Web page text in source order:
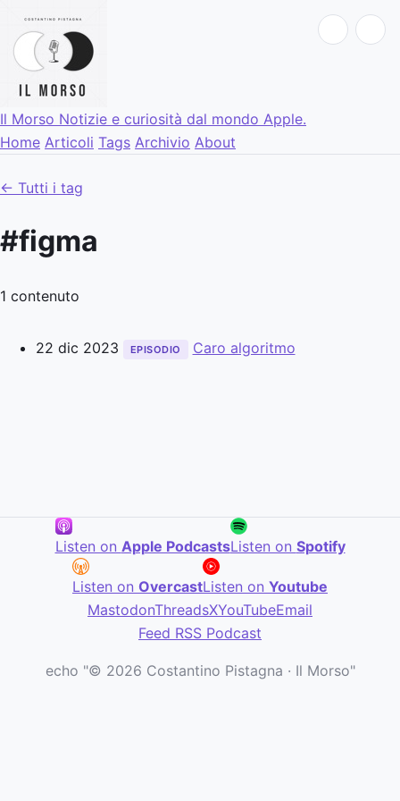
Il Morso Notizie e curiosità dal mondo Apple.
Home Articoli Tags Archivio About
← Tutti i tag
#figma
1 contenuto
22 dic 2023 EPISODIO Caro algoritmo
Listen on Apple PodcastsListen on Spotify
Listen on OvercastListen on Youtube
MastodonThreadsXYouTubeEmail
Feed RSS Podcast
echo "© 2026 Costantino Pistagna · Il Morso"